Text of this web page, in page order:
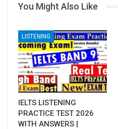
You Might Also Like
LISTENING
IELTS LISTENING
PRACTICE TEST 2026
WITH ANSWERS |